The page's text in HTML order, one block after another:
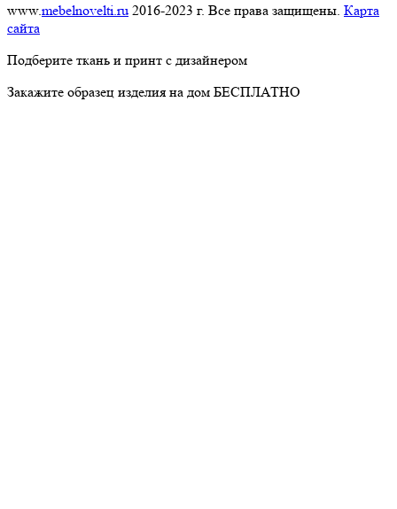
www.mebelnovelti.ru 2016-2023 г. Все права защищены. Карта
сайта
Подберите ткань и принт с дизайнером
Закажите образец изделия на дом БЕСПЛАТНО